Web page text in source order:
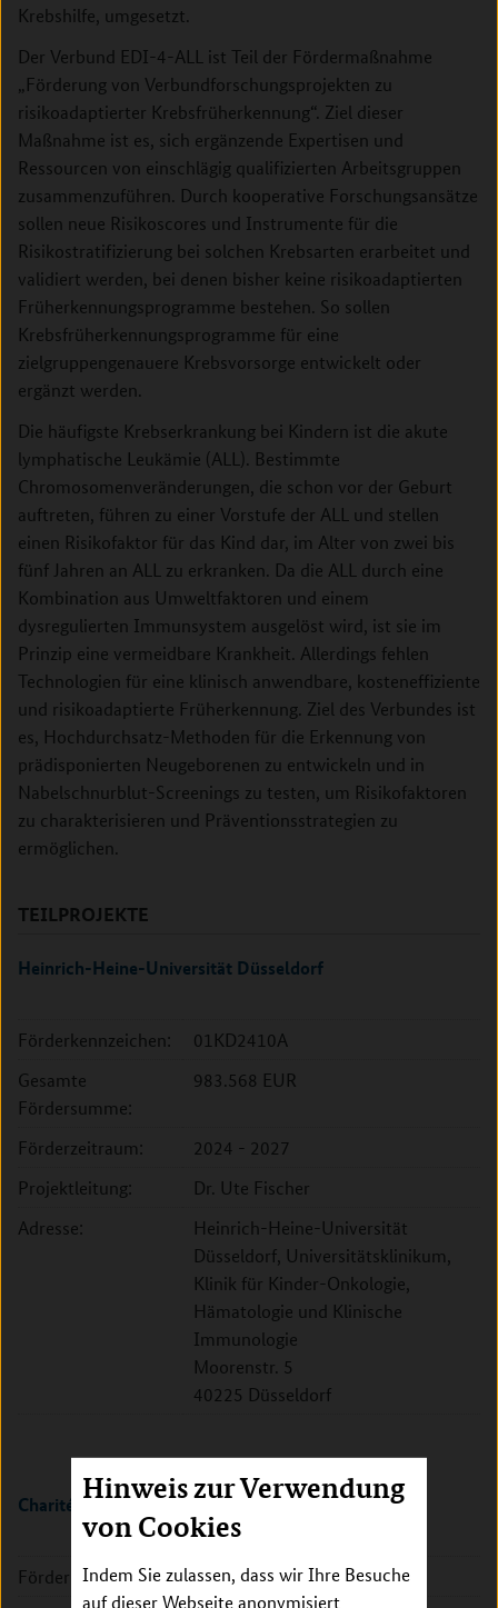
Hinweis zur Verwendung
von Cookies
Indem Sie zulassen, dass wir Ihre Besuche
auf dieser Webseite anonymisiert
Krebshilfe, umgesetzt.
Der Verbund EDI-4-ALL ist Teil der Fördermaßnahme
„Förderung von Verbundforschungsprojekten zu
risikoadaptierter Krebsfrüherkennung“. Ziel dieser
Maßnahme ist es, sich ergänzende Expertisen und
Ressourcen von einschlägig qualifizierten Arbeitsgruppen
zusammenzuführen. Durch kooperative Forschungsansätze
sollen neue Risikoscores und Instrumente für die
Risikostratifizierung bei solchen Krebsarten erarbeitet und
validiert werden, bei denen bisher keine risikoadaptierten
Früherkennungsprogramme bestehen. So sollen
Krebsfrüherkennungsprogramme für eine
zielgruppengenauere Krebsvorsorge entwickelt oder
ergänzt werden.
Die häufigste Krebserkrankung bei Kindern ist die akute
lymphatische Leukämie (ALL). Bestimmte
Chromosomenveränderungen, die schon vor der Geburt
auftreten, führen zu einer Vorstufe der ALL und stellen
einen Risikofaktor für das Kind dar, im Alter von zwei bis
fünf Jahren an ALL zu erkranken. Da die ALL durch eine
Kombination aus Umweltfaktoren und einem
dysregulierten Immunsystem ausgelöst wird, ist sie im
Prinzip eine vermeidbare Krankheit. Allerdings fehlen
Technologien für eine klinisch anwendbare, kosteneffiziente
und risikoadaptierte Früherkennung. Ziel des Verbundes ist
es, Hochdurchsatz-Methoden für die Erkennung von
prädisponierten Neugeborenen zu entwickeln und in
Nabelschnurblut-Screenings zu testen, um Risikofaktoren
zu charakterisieren und Präventionsstrategien zu
ermöglichen.
TEILPROJEKTE
Heinrich-Heine-Universität Düsseldorf
Förderkennzeichen:
01KD2410A
Gesamte
Fördersumme:
983.568 EUR
Förderzeitraum:
2024 - 2027
Projektleitung:
Dr. Ute Fischer
Adresse:
Heinrich-Heine-Universität
Düsseldorf, Universitätsklinikum,
Klinik für Kinder-Onkologie,
Hämatologie und Klinische
Immunologie
Moorenstr. 5
40225 Düsseldorf
Charité - Universitätsmedizin Berlin
Förderkennzeichen:
01KD2410B